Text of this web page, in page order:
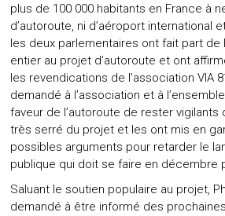
plus de 100 000 habitants en France à
d’autoroute, ni d’aéroport international
les deux parlementaires ont fait part
entier au projet d’autoroute et ont
les revendications de l’association VIA
demandé à l’association et à
faveur de l’autoroute de rester vigilants
très serré du projet et les ont mis en
possibles arguments pour retarder le
publique qui doit se faire en décembre
Saluant le soutien populaire au projet,
demandé à être informé des